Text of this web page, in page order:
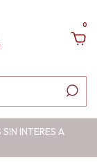
0
INTERES A